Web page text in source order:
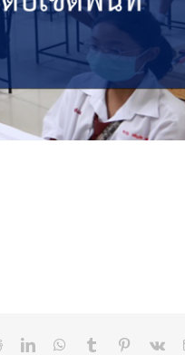
RedditLinkedInWhatsApp
Tumblr Pinterest
Vk